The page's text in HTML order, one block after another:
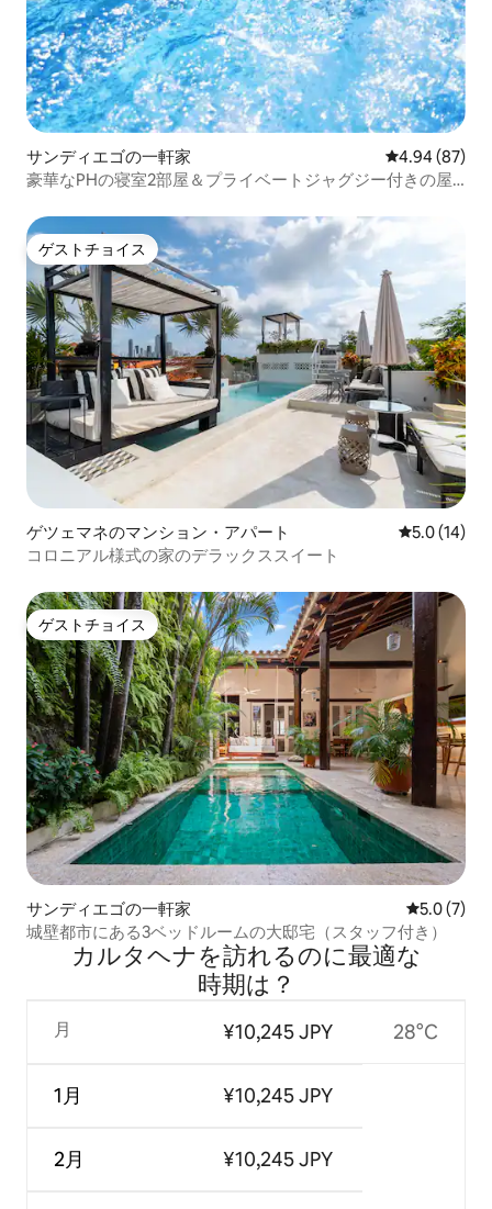
サンディエゴの一軒家 レビュー87
4.94 (87)
豪華なPHの寝室2部屋＆プライベートジャグジー付きの屋
ゲストチョイス
ゲストチョイス
ゲツェマネのマンション・アパート レビュー14
5.0 (14)
コロニアル様式の家のデラックススイート
ゲストチョイス
ゲストチョイス
サンディエゴの一軒家 レビュー7
5.0 (7)
城壁都市にある3ベッドルームの大邸宅（スタッフ付き）
カルタヘナを訪⁠れ⁠るの⁠に最⁠適⁠な
時⁠期⁠は⁠？
月
1月
2月
¥10,245 JPY
¥10,245 JPY
¥10,245 JPY
28°C